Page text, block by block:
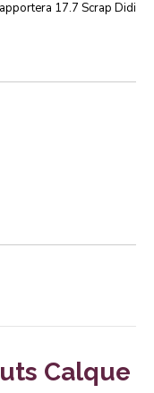
17.7 Scrap Didi
Calque